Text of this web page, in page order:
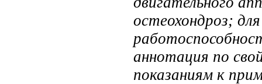
остеохондроз;
аннотация по
показаниям к